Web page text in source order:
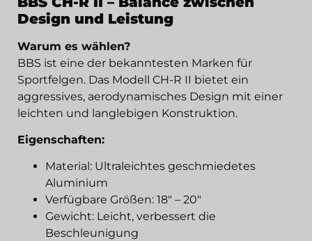
Design und Leistung
Warum es wählen?
BBS ist eine der bekanntesten Marken für
Sportfelgen. Das Modell CH-R II bietet ein
aggressives, aerodynamisches Design mit einer
leichten und langlebigen Konstruktion.
Eigenschaften:
Material: Ultraleichtes geschmiedetes
Aluminium
Verfügbare Größen: 18" – 20"
Gewicht: Leicht, verbessert die
Beschleunigung